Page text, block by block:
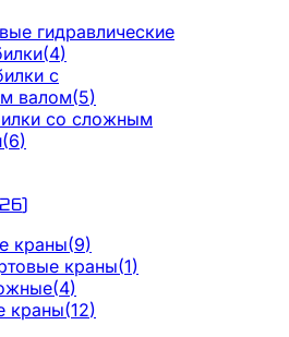
гидравлические
(4)
с
валом(5)
со сложным
(6)
26)
краны(9)
краны(1)
(4)
краны(12)